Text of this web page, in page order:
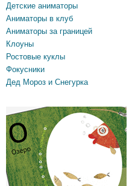
Детские аниматоры
Аниматоры в клуб
Аниматоры за границей
Клоуны
Ростовые куклы
Фокусники
Дед Мороз и Снегурка